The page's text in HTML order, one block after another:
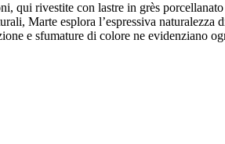
qui rivestite con lastre in grès
Marte esplora l’espressiva naturalezza
e sfumature di colore ne evidenziano